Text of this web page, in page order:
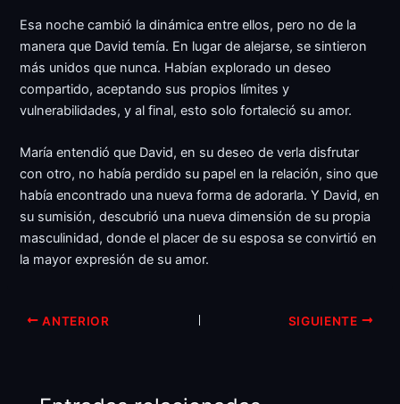
Esa noche cambió la dinámica entre ellos, pero no de la
manera que David temía. En lugar de alejarse, se sintieron
más unidos que nunca. Habían explorado un deseo
compartido, aceptando sus propios límites y
vulnerabilidades, y al final, esto solo fortaleció su amor.
María entendió que David, en su deseo de verla disfrutar
con otro, no había perdido su papel en la relación, sino que
había encontrado una nueva forma de adorarla. Y David, en
su sumisión, descubrió una nueva dimensión de su propia
masculinidad, donde el placer de su esposa se convirtió en
la mayor expresión de su amor.
ANTERIOR SIGUIENTE